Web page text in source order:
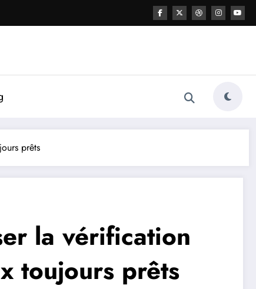
prêts
la vérification
toujours prêts